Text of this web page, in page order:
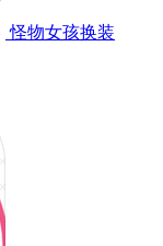
怪物女孩换装